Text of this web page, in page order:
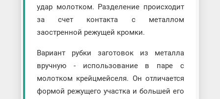
удар молотком. Разделение происходит
за счет контакта с металлом
заостренной режущей кромки.
Вариант рубки заготовок из металла
вручную - использование в паре с
молотком крейцмейселя. Он отличается
формой режущего участка и большей его